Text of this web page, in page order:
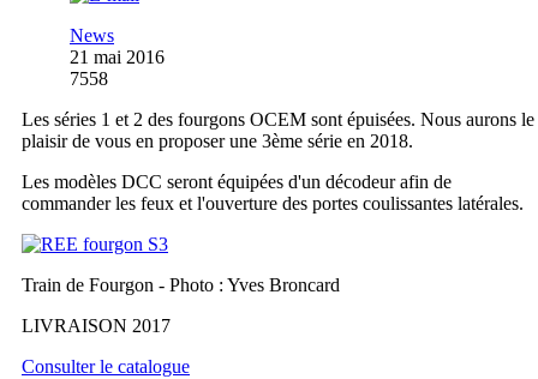
News
21 mai 2016
7558
Les séries 1 et 2 des fourgons OCEM sont épuisées. Nous aurons le
plaisir de vous en proposer une 3ème série en 2018.
Les modèles DCC seront équipées d'un décodeur afin de
commander les feux et l'ouverture des portes coulissantes latérales.
Train de Fourgon - Photo : Yves Broncard
LIVRAISON 2017
Consulter le catalogue